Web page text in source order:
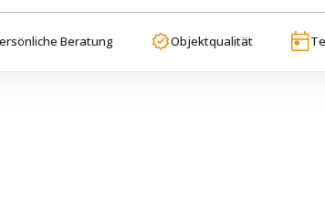
Beratung Objektqualität